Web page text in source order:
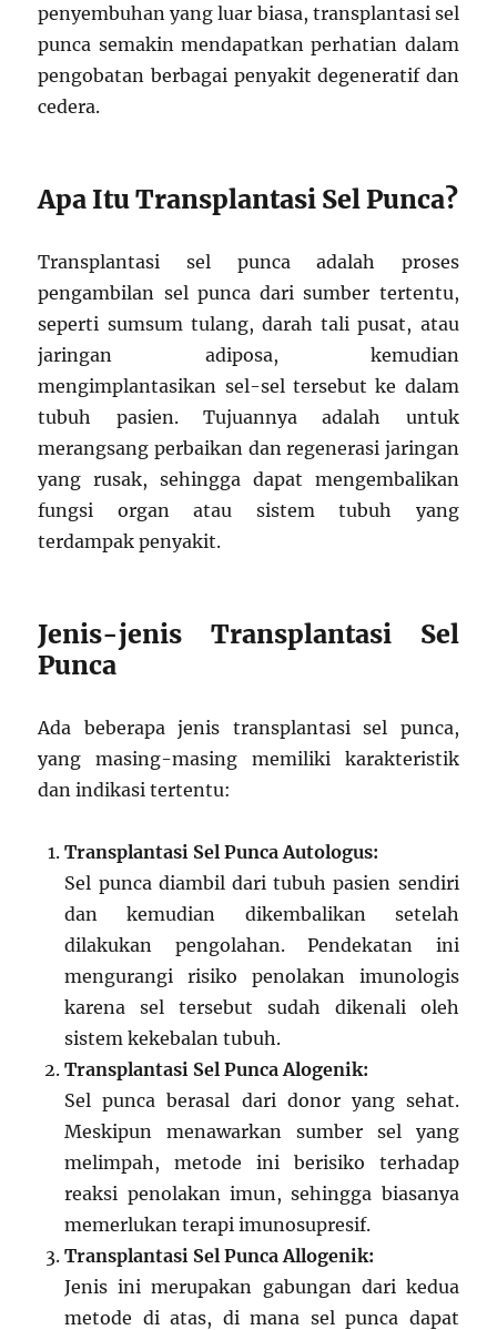
penyembuhan yang luar biasa, transplantasi sel
punca semakin mendapatkan perhatian dalam
pengobatan berbagai penyakit degeneratif dan
cedera.
Apa Itu Transplantasi Sel Punca?
Transplantasi sel punca adalah proses
pengambilan sel punca dari sumber tertentu,
seperti sumsum tulang, darah tali pusat, atau
jaringan adiposa, kemudian
mengimplantasikan sel-sel tersebut ke dalam
tubuh pasien. Tujuannya adalah untuk
merangsang perbaikan dan regenerasi jaringan
yang rusak, sehingga dapat mengembalikan
fungsi organ atau sistem tubuh yang
terdampak penyakit.
Jenis-jenis Transplantasi Sel
Punca
Ada beberapa jenis transplantasi sel punca,
yang masing-masing memiliki karakteristik
dan indikasi tertentu:
Transplantasi Sel Punca Autologus:
Sel punca diambil dari tubuh pasien sendiri
dan kemudian dikembalikan setelah
dilakukan pengolahan. Pendekatan ini
mengurangi risiko penolakan imunologis
karena sel tersebut sudah dikenali oleh
sistem kekebalan tubuh.
Transplantasi Sel Punca Alogenik:
Sel punca berasal dari donor yang sehat.
Meskipun menawarkan sumber sel yang
melimpah, metode ini berisiko terhadap
reaksi penolakan imun, sehingga biasanya
memerlukan terapi imunosupresif.
Transplantasi Sel Punca Allogenik:
Jenis ini merupakan gabungan dari kedua
metode di atas, di mana sel punca dapat